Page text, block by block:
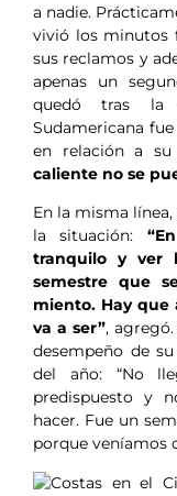
a nadie.
vivió los minutos
sus reclamos y
apenas un
quedó tras la
Sudamericana
en relación a su
caliente no se
En la misma
la situación:
tranquilo y ver
semestre que
miento. Hay que
va a ser”,
desempeño de
del año: “No
predispuesto y
hacer. Fue un
porque veníamos